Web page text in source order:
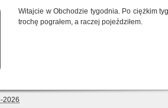
Witajcie w Obchodzie tygodnia. Po ciężkim
trochę pograłem, a raczej pojeździłem.
2026